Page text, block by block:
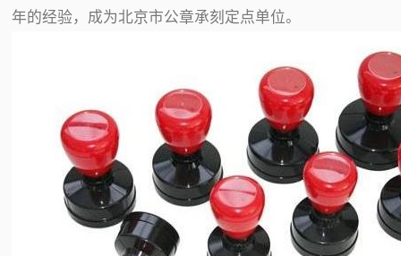
年的经验，成为北京市公章承刻定点单位。